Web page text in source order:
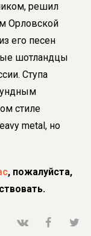
решил
Орловской
его песен
шотландцы
Ступа
стиле
metal, но
, пожалуйста,